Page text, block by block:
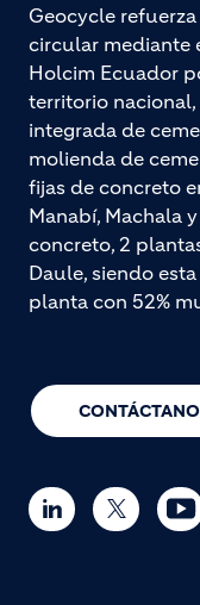
Geocycle
circular mediante
Holcim Ecuador
territorio
integrada de
molienda de
fijas de concreto
Manabí, Machala
concreto, 2
Daule, siendo
planta con 52%